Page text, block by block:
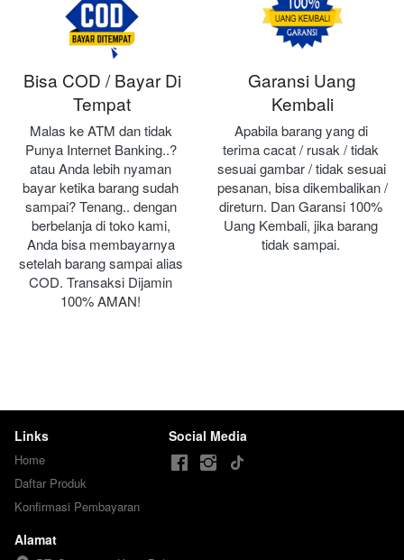
Bisa COD / Bayar Di
Tempat
Malas ke ATM dan tidak
Punya Internet Banking..?
atau Anda lebih nyaman
bayar ketika barang sudah
sampai? Tenang.. dengan
berbelanja di toko kami,
Anda bisa membayarnya
setelah barang sampai alias
COD. Transaksi Dijamin
100% AMAN!
Garansi Uang
Kembali
Apabila barang yang di
terima cacat / rusak / tidak
sesuai gambar / tidak sesuai
pesanan, bisa dikembalikan /
direturn. Dan Garansi 100%
Uang Kembali, jika barang
tidak sampai.
Links
Home
Daftar Produk
Konfirmasi Pembayaran
Social Media
Alamat